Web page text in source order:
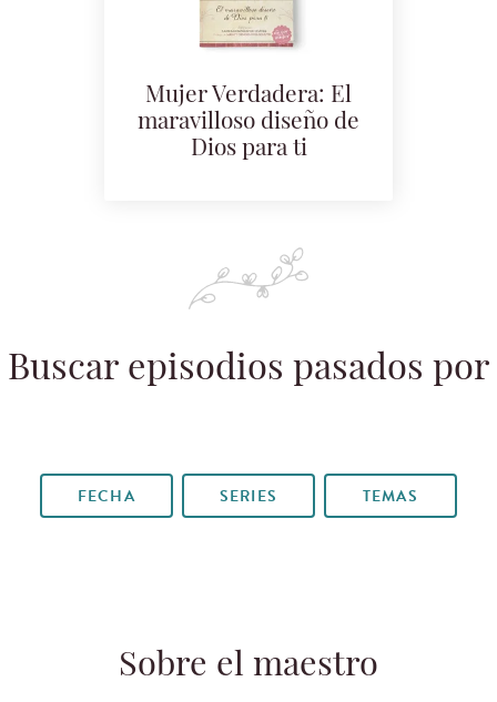
Mujer Verdadera: El
maravilloso diseño de
Dios para ti
Buscar episodios pasados por
FECHA SERIES TEMAS
Sobre el maestro